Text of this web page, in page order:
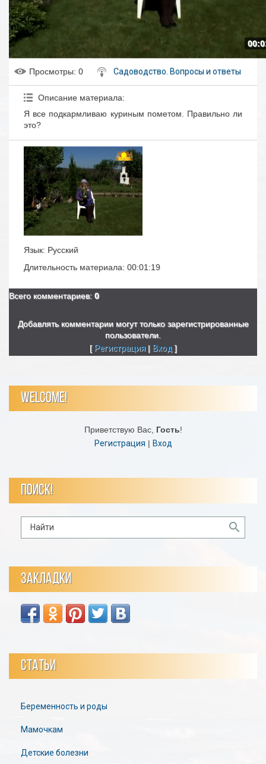
Просмотры: 0 Садоводство. Вопросы и ответы
Описание материала:
Я все подкармливаю куриным пометом. Правильно ли
это?
Язык: Русский
Длительность материала: 00:01:19
Всего комментариев: 0
Добавлять комментарии могут только зарегистрированные
пользователи.
[ Регистрация| Вход ]
WELCOME!
Приветствую Вас, Гость!
Регистрация | Вход
ПОИСК!
ЗАКЛАДКИ
СТАТЬИ
Беременность и роды
Мамочкам
Детские болезни